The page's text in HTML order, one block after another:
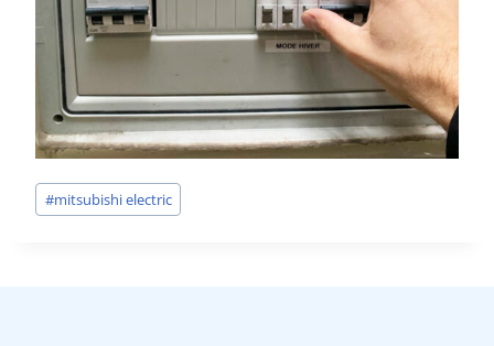
Étiquettes
de
#mitsubishi electric